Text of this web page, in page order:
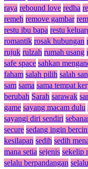
raya rebound love redha
remeh remove gambar
restu ibu bapa restu
romantik rosak hubungan
rujuk rulzah rumah usang
safe space sahkan
faham salah pilih salah
sam sama sama tempat
berubah Sarah sarawak
game sayang macam dulu
sayangi diri sendiri
secure sedang ingin
kesilapan sedih sedih
mana setia sejenis sekelip
selalu berpandangan